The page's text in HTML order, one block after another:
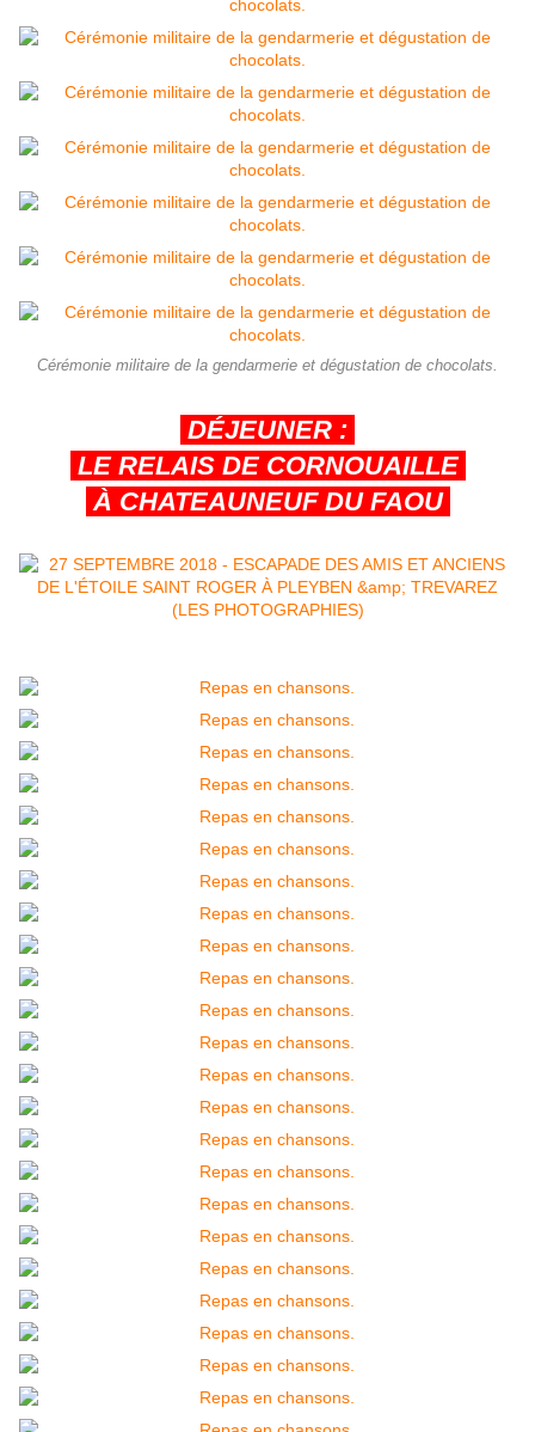
Cérémonie militaire de la gendarmerie et dégustation de chocolats.
DÉJEUNER :
LE RELAIS DE CORNOUAILLE
À CHATEAUNEUF DU FAOU